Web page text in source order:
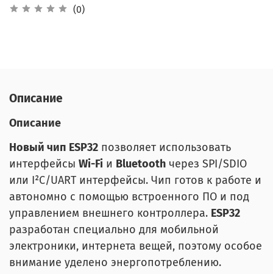
(0)
Описание
Описание
Новый чип ESP32 позволяет использовать
интерфейсы Wi-Fi и Bluetooth через SPI/SDIO
или I²C/UART интерфейсы. Чип готов к работе и
автономно с помощью встроенного ПО и под
управлением внешнего контроллера. ESP32
разработан специально для мобильной
электроники, интернета вещей, поэтому особое
внимание уделено энергопотреблению.